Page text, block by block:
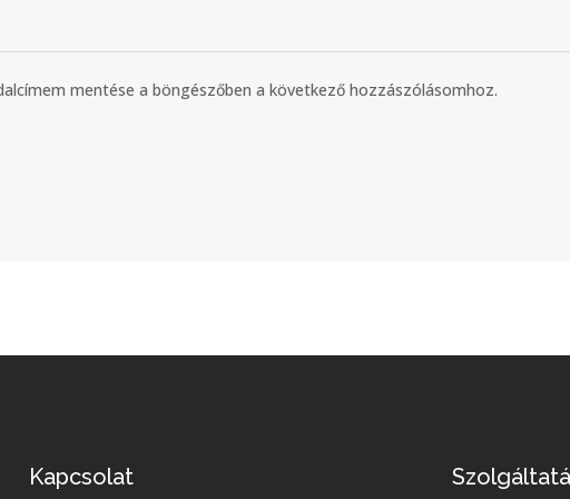
mentése a böngészőben a következő hozzászólásomhoz.
Kapcsolat